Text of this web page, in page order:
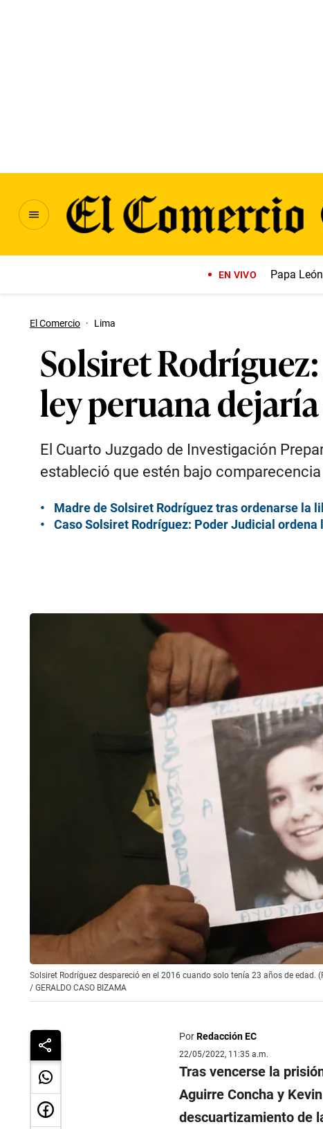
EN VIVO Papa
El Comercio · Lima
Solsiret
ley peruana
El Cuarto Juzgado de Investigación
estableció que estén bajo
Madre de Solsiret Rodríguez tras ordenarse la
Caso Solsiret Rodríguez: Poder Judicial
Solsiret Rodríguez despareció en el 2016 cuando solo tenía 23 años de edad.
/ GERALDO CASO BIZAMA
PorRedacción EC
22/05/2022, 11:35 a.m.
Tras vencerse la
Aguirre Concha y
descuartizamiento de